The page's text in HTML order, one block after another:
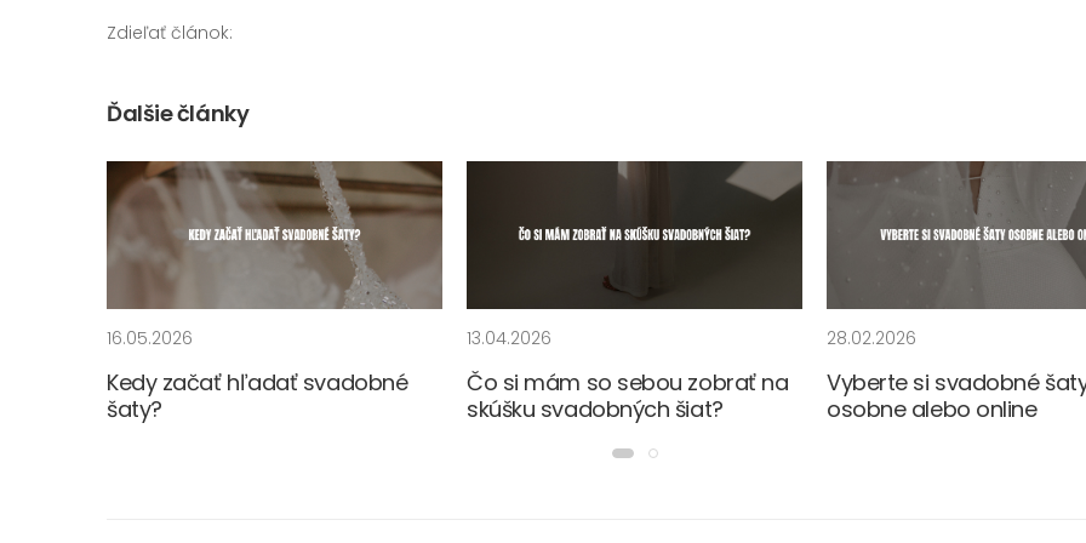
Zdieľať článok:
Ďalšie články
16.05.2026
Kedy začať hľadať svadobné
šaty?
13.04.2026
Čo si mám so sebou zobrať na
skúšku svadobných šiat?
28.02.2026
Vyberte si svadobné
osobne alebo online